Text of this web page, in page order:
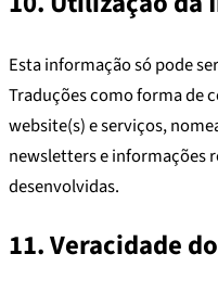
Esta informação só pode
Traduções como forma de
website(s) e serviços,
newsletters e informações
desenvolvidas.
11. Veracidade